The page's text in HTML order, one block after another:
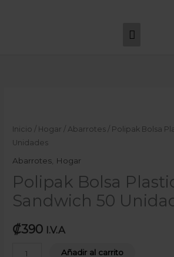
principal
Inicio / Hogar /Abarrotes / Polipak Bolsa
Unidades
Abarrotes Hogar
Polipak Bolsa
Sandwich 50
₡390 I.V.A
Plastica
Sandwich
50
cantidad
Añadir al carrito